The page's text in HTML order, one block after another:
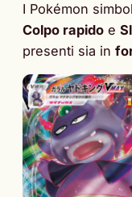
I Pokémon
Colpo rapido e
presenti sia in